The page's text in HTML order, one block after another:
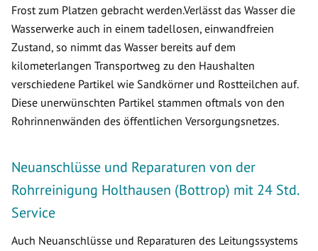
Frost zum Platzen gebracht werden.Verlässt das Wasser die
Wasserwerke auch in einem tadellosen, einwandfreien
Zustand, so nimmt das Wasser bereits auf dem
kilometerlangen Transportweg zu den Haushalten
verschiedene Partikel wie Sandkörner und Rostteilchen auf.
Diese unerwünschten Partikel stammen oftmals von den
Rohrinnenwänden des öffentlichen Versorgungsnetzes.
Neuanschlüsse und Reparaturen von der
Rohrreinigung Holthausen (Bottrop) mit 24 Std.
Service
Auch Neuanschlüsse und Reparaturen des Leitungssystems